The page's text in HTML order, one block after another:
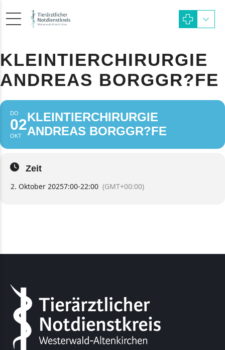
KLEINTIERCHIRURGIE
ANDREAS BORGGR?FE
DO
02
OKT
KLEINTIERCHIRURGIE
ANDREAS BORGGR?FE
Zeit
2. Oktober 20257:00-22:00 (GMT+00:00)